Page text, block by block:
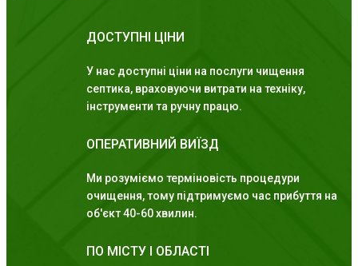
ДОСТУПНІ ЦІНИ
У нас доступні ціни на послуги чищення
септика, враховуючи витрати на техніку,
інструменти та ручну працю.
ОПЕРАТИВНИЙ ВИЇЗД
Ми розуміємо терміновість процедури
очищення, тому підтримуємо час прибуття на
об'єкт 40-60 хвилин.
ПО МІСТУ І ОБЛАСТІ